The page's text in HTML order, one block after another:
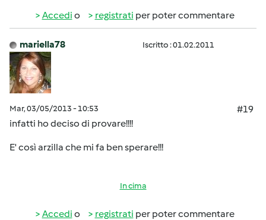
Accedi o registrati per poter commentare
mariella78 Iscritto : 01.02.2011
Mar, 03/05/2013 - 10:53
#19
infatti ho deciso di provare!!!!
E' così arzilla che mi fa ben sperare!!!
In cima
Accedi o registrati per poter commentare